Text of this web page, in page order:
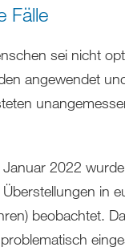
Fälle
sei nicht
angewendet
2022
in
beobachtet.